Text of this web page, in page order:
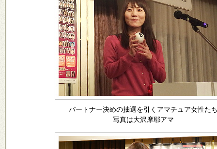
パートナー決めの抽選を引くアマチュア女性た
写真は大沢摩耶アマ